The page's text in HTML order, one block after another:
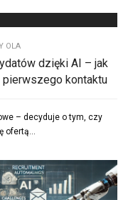
OLA
dzięki AI – jak
kontaktu
– decyduje o tym, czy
ofertą...